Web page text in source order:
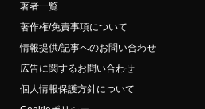
著者一覧
著作権/免責事項について
情報提供/記事へのお問い合わせ
広告に関するお問い合わせ
個人情報保護方針について